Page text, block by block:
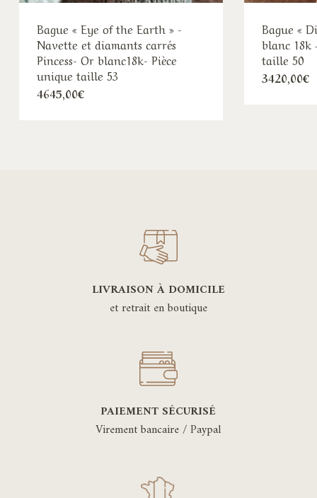
Bague « Eye of the Earth » -
Navette et diamants carrés
Pincess- Or blanc18k- Pièce
unique taille 53
4645,00€
Bague «
blanc 18k
taille 50
3420,00€
LIVRAISON À DOMICILE
et retrait en boutique
PAIEMENT SÉCURISÉ
Virement bancaire / Paypal